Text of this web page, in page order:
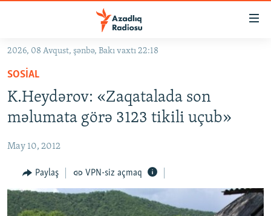
Əsas
qayıt
Əsas
naviqasiyaya
qayıt
GÜNDƏM
KORRUPSIOMETR
FƏRQƏ BAX
QANUNI DOĞRU
ARAŞDIRMA
2026, 08 Avqust, şənbə, Bakı vaxtı 22:18
SOSIAL
K.Heydərov: «Zaqatalada son
məlumata görə 3123 tikili uçub»
May 10, 2012
Paylaş VPN-siz açmaq